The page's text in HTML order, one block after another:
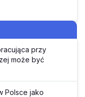
przy
może być
Polsce jako